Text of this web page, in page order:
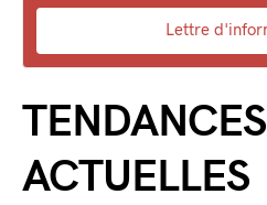
Lettre
TENDANCES
ACTUELLES